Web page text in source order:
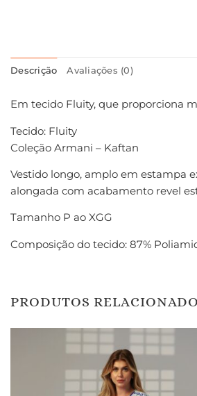
Descrição Avaliações (0)
Em tecido Fluity, que proporciona
Tecido: Fluity
Coleção Armani – Kaftan
Vestido longo, amplo em estampa
alongada com acabamento revel
Tamanho P ao XGG
Composição do tecido: 87%
PRODUTOS